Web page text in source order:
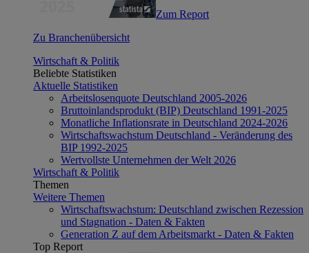
Zum Report
Zu Branchenübersicht
Wirtschaft & Politik
Beliebte Statistiken
Aktuelle Statistiken
Arbeitslosenquote Deutschland 2005-2026
Bruttoinlandsprodukt (BIP) Deutschland 1991-2025
Monatliche Inflationsrate in Deutschland 2024-2026
Wirtschaftswachstum Deutschland - Veränderung des
BIP 1992-2025
Wertvollste Unternehmen der Welt 2026
Wirtschaft & Politik
Themen
Weitere Themen
Wirtschaftswachstum: Deutschland zwischen Rezession
und Stagnation - Daten & Fakten
Generation Z auf dem Arbeitsmarkt - Daten & Fakten
Top Report